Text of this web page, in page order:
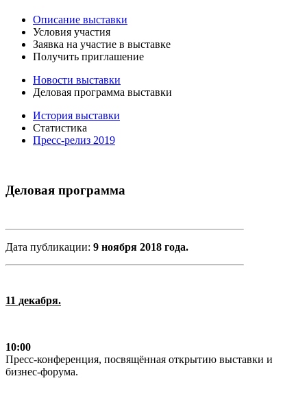
Описание выставки
Условия участия
Заявка на участие в выставке
Получить приглашение
Новости выставки
Деловая программа выставки
История выставки
Статистика
Пресс-релиз 2019
Деловая программа
Дата публикации: 9 ноября 2018 года.
11 декабря.
10:00
Пресс-конференция, посвящённая открытию выставки и
бизнес-форума.